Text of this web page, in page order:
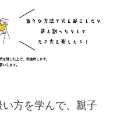
方を学んで、親子